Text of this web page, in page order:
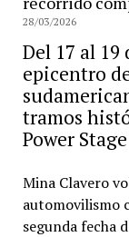
28/03/2026
Del 17 al
epicentro
tramos
Power Stage
Mina Clavero
automovilismo
segunda fecha